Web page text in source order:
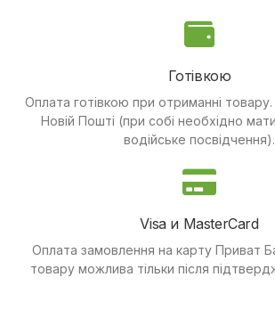
Готівкою
Оплата готівкою при отриманні товару.
Новій Пошті (при собі необхідно
водійське посвідчення).
Visa и MasterCard
Оплата замовлення на карту Приват
товару можлива тільки після